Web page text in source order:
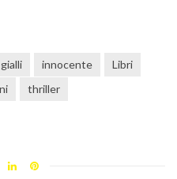
gialli innocente
Libri
thriller